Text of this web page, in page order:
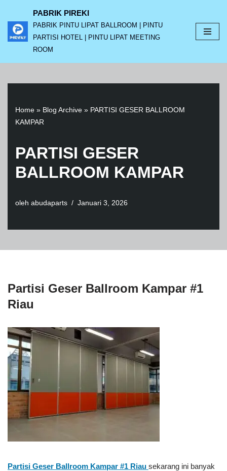
Lompat
ke
PABRIK PIREKI
PABRIK PINTU LIPAT BALLROOM | PINTU
PARTISI HOTEL | PINTU LIPAT MEETING
ROOM
Home » Blog Archive » PARTISI GESER BALLROOM
KAMPAR
PARTISI GESER
BALLROOM KAMPAR
oleh abudaparts Januari 3, 2026
Partisi Geser Ballroom Kampar #1
Riau
Partisi Geser Ballroom Kampar #1 Riau sekarang ini banyak